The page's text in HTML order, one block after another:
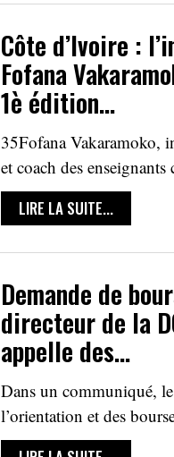
Côte d’Ivoire :
Fofana
1è édition…
35Fofana Vakaramoko,
et coach des
LIRE LA SUITE...
Demande de
directeur de la
appelle des…
Dans un communiqué,
l’orientation et des